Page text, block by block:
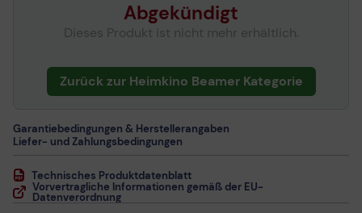
Abgekündigt
Dieses Produkt ist nicht mehr erhältlich.
Zurück zur Heimkino Beamer Kategorie
Garantiebedingungen & Herstellerangaben
Liefer- und Zahlungsbedingungen
Technisches Produktdatenblatt
Vorvertragliche Informationen gemäß der EU-
Datenverordnung